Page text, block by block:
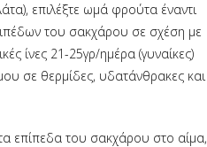
επιλέξτε ωμά φρούτα έναντι
του σακχάρου σε σχέση με
ίνες 21-25γρ/ημέρα (γυναίκες)
σε θερμίδες, υδατάνθρακες και
επίπεδα του σακχάρου στο αίμα,